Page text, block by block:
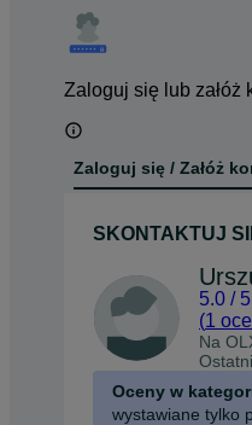
Zaloguj się lub załóż
Zaloguj się / Załóż
SKONTAKTUJ
5.0 / 5
(1
Na
Oceny w
wystawiane tylko